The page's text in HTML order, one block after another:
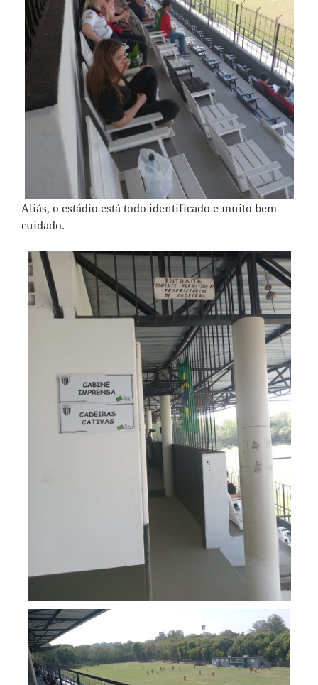
Aliás, o estádio está todo identificado e muito bem
cuidado.